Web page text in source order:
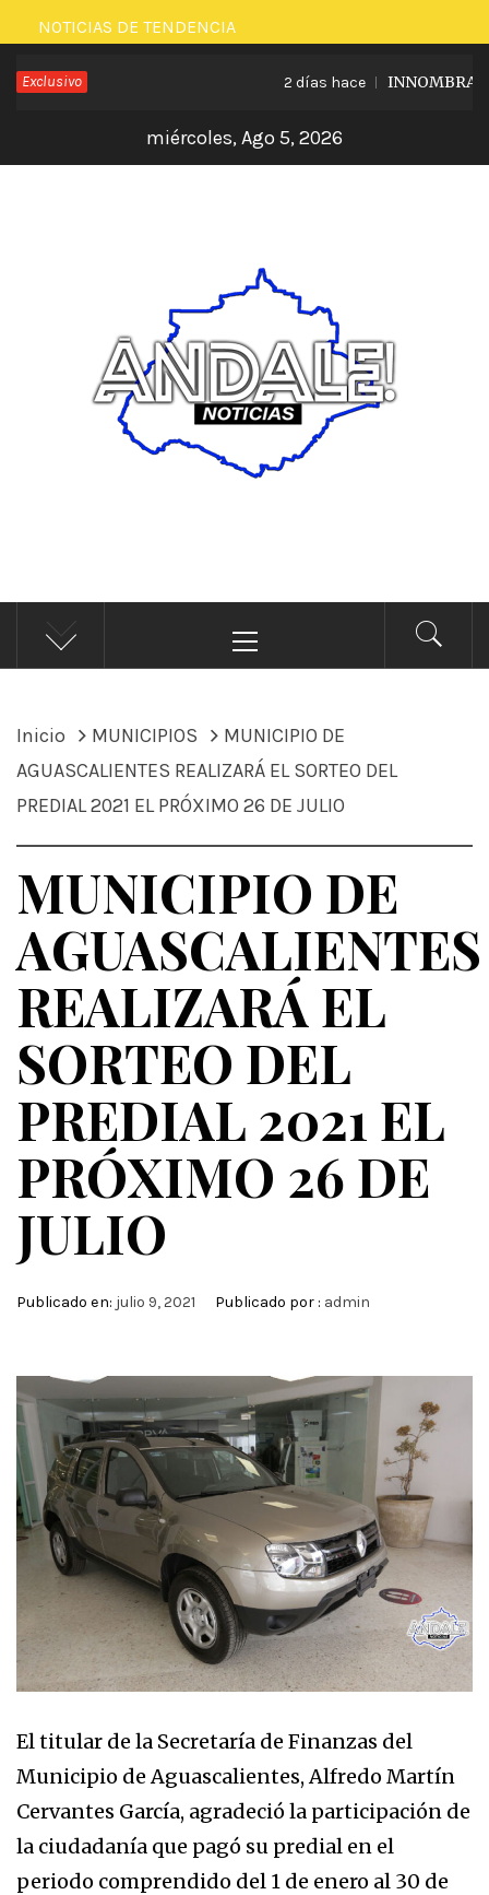
Saltar
al
contenido
NOTICIAS DE TENDENCIA
Exclusivo 2 días hace
miércoles, Ago 5, 2026
ÁNDALE NOTICIAS
Noticias
principal
Inicio MUNICIPIOS
MUNICIPIO DE
AGUASCALIENTES REALIZARÁ EL SORTEO DEL
PREDIAL 2021 EL PRÓXIMO 26 DE JULIO
MUNICIPIO DE
AGUASCALIENTES
REALIZARÁ EL
SORTEO DEL
PREDIAL 2021 EL
PRÓXIMO 26 DE
JULIO
Publicado en: julio 9, 2021 Publicado por : admin
El titular de la Secretaría de Finanzas del
Municipio de Aguascalientes, Alfredo Martín
Cervantes García, agradeció la participación de
la ciudadanía que pagó su predial en el
periodo comprendido del 1 de enero al 30 de